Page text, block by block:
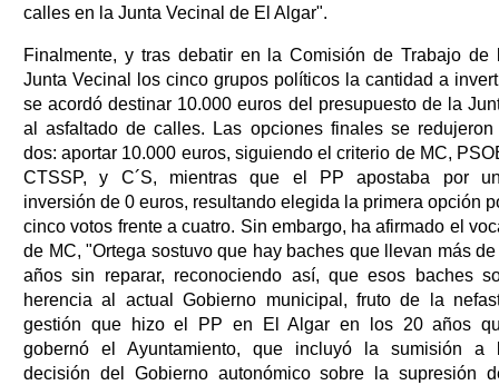
calles en la Junta Vecinal de El Algar".
Finalmente, y tras debatir en la Comisión de Trabajo de
Junta Vecinal los cinco grupos políticos la cantidad a
se acordó destinar 10.000 euros del presupuesto de la
al asfaltado de calles. Las opciones finales se redujeron
dos: aportar 10.000 euros, siguiendo el criterio de MC,
CTSSP, y C´S, mientras que el PP apostaba por
inversión de 0 euros, resultando elegida la primera opción
cinco votos frente a cuatro. Sin embargo, ha afirmado el
de MC, "Ortega sostuvo que hay baches que llevan más
años sin reparar, reconociendo así, que esos baches
herencia al actual Gobierno municipal, fruto de la
gestión que hizo el PP en El Algar en los 20 años
gobernó el Ayuntamiento, que incluyó la sumisión a
decisión del Gobierno autonómico sobre la supresión